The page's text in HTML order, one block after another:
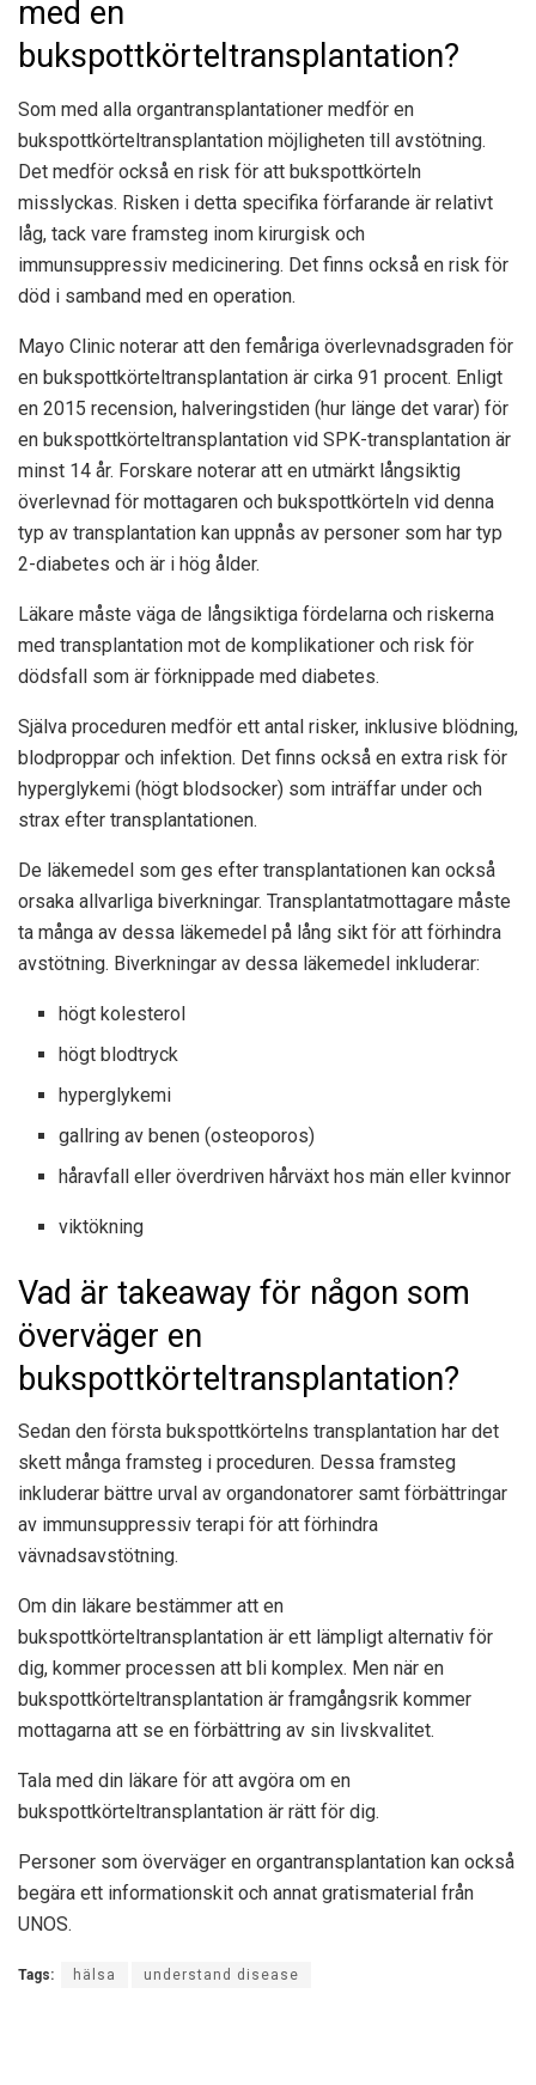
med en
bukspottkörteltransplantation?
Som med alla organtransplantationer medför en
bukspottkörteltransplantation möjligheten till avstötning.
Det medför också en risk för att bukspottkörteln
misslyckas. Risken i detta specifika förfarande är relativt
låg, tack vare framsteg inom kirurgisk och
immunsuppressiv medicinering. Det finns också en risk för
död i samband med en operation.
Mayo Clinic noterar att den femåriga överlevnadsgraden för
en bukspottkörteltransplantation är cirka 91 procent. Enligt
en 2015 recension, halveringstiden (hur länge det varar) för
en bukspottkörteltransplantation vid SPK-transplantation är
minst 14 år. Forskare noterar att en utmärkt långsiktig
överlevnad för mottagaren och bukspottkörteln vid denna
typ av transplantation kan uppnås av personer som har typ
2-diabetes och är i hög ålder.
Läkare måste väga de långsiktiga fördelarna och riskerna
med transplantation mot de komplikationer och risk för
dödsfall som är förknippade med diabetes.
Själva proceduren medför ett antal risker, inklusive blödning,
blodproppar och infektion. Det finns också en extra risk för
hyperglykemi (högt blodsocker) som inträffar under och
strax efter transplantationen.
De läkemedel som ges efter transplantationen kan också
orsaka allvarliga biverkningar. Transplantatmottagare måste
ta många av dessa läkemedel på lång sikt för att förhindra
avstötning. Biverkningar av dessa läkemedel inkluderar:
högt kolesterol
högt blodtryck
hyperglykemi
gallring av benen (osteoporos)
håravfall eller överdriven hårväxt hos män eller kvinnor
viktökning
Vad är takeaway för någon som
överväger en
bukspottkörteltransplantation?
Sedan den första bukspottkörtelns transplantation har det
skett många framsteg i proceduren. Dessa framsteg
inkluderar bättre urval av organdonatorer samt förbättringar
av immunsuppressiv terapi för att förhindra
vävnadsavstötning.
Om din läkare bestämmer att en
bukspottkörteltransplantation är ett lämpligt alternativ för
dig, kommer processen att bli komplex. Men när en
bukspottkörteltransplantation är framgångsrik kommer
mottagarna att se en förbättring av sin livskvalitet.
Tala med din läkare för att avgöra om en
bukspottkörteltransplantation är rätt för dig.
Personer som överväger en organtransplantation kan också
begära ett informationskit och annat gratismaterial från
UNOS.
Tags: hälsa understand disease